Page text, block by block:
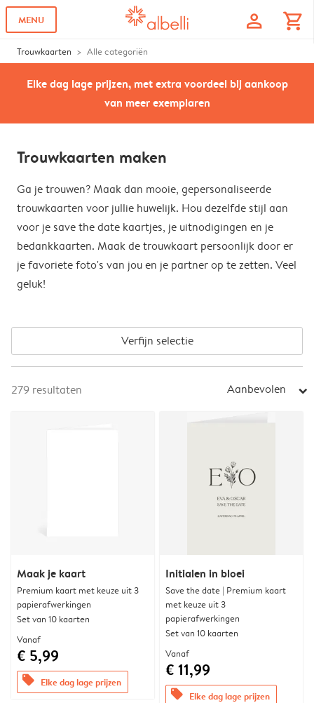
MENU profile shopping_cart
Trouwkaarten Alle categoriën
Elke dag lage prijzen, met extra voordeel bij aankoop
van meer exemplaren
Trouwkaarten maken
Ga je trouwen? Maak dan mooie, gepersonaliseerde
trouwkaarten voor jullie huwelijk. Hou dezelfde stijl aan
voor je save the date kaartjes, je uitnodigingen en je
bedankkaarten. Maak de trouwkaart persoonlijk door er
je favoriete foto's van jou en je partner op te zetten. Veel
geluk!
Verfijn selectie
279 resultaten Aanbevolen arrow_right
Maak je kaart
Premium kaart met keuze uit 3
papierafwerkingen
Set van 10 kaarten
Vanaf
€ 5,99
offers Elke dag lage prijzen
Initialen in bloei
Save the date | Premium kaart
met keuze uit 3
papierafwerkingen
Set van 10 kaarten
Vanaf
€ 11,99
offers Elke dag lage prijzen